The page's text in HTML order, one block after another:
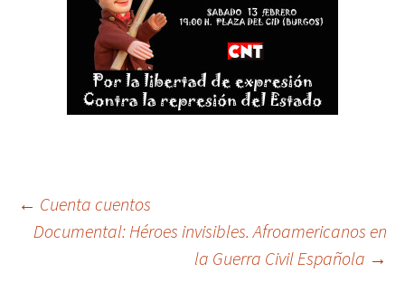
Post
navigation
← Cuenta cuentos
Documental: Héroes invisibles. Afroamericanos en
la Guerra Civil Española →